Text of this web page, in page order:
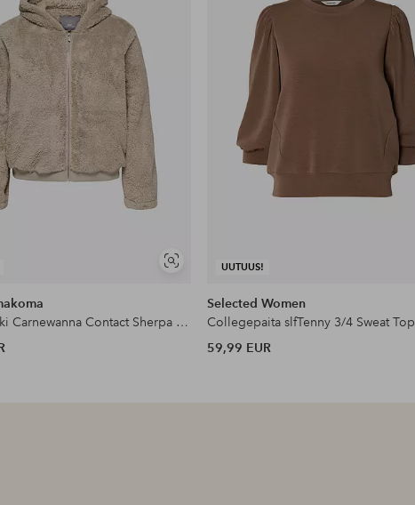
Näytä
Fleece-takki Carnewanna Contact Sherpa Jckt Otw
UUTUUS!
Selected Women
Collegepaita slfTenny 3/4 Sweat Top
59,99 EUR